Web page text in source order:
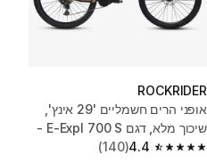
ROCKRIDER
אופני הרים חשמליים '29 אינץ',
שיכוך מלא, דגם E-Expl 700 S -
חום
4.4
4.4 out of 5 stars from 140 reviews
(140)